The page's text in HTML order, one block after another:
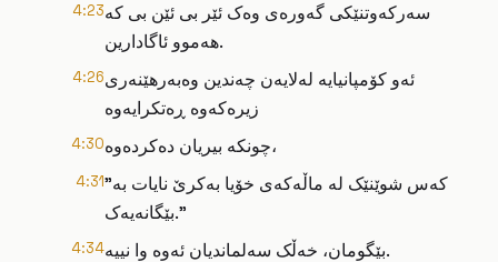
4:23سەرکەوتنێکی گەورەی وەک ئێر بی ئێن بی کە
هەموو ئاگادارین.
4:26ئەو کۆمپانیایە لەلایەن چەندین وەبەرهێنەری
زیرەکەوە ڕەتکرایەوە
4:30 چونکە بیریان دەکردەوە،
4:31"کەس شوێنێک لە ماڵەکەی خۆیا بەکرێ نایات بە
بێگانەیەک."
4:34 بێگومان، خەڵک سەلماندیان ئەوە وا نییە.